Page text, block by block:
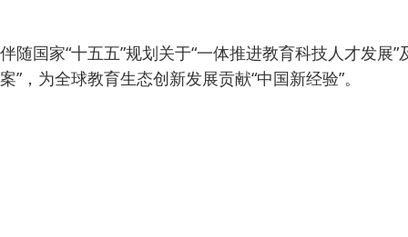
伴随国家“十五五”规划关于“一体推进教育科技人才发
案”，为全球教育生态创新发展贡献“中国新经验”。